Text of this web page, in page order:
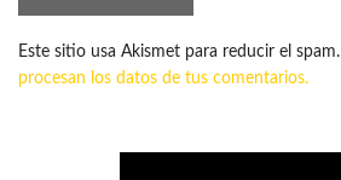
Este sitio usa Akismet para reducir el spam.
procesan los datos de tus comentarios.